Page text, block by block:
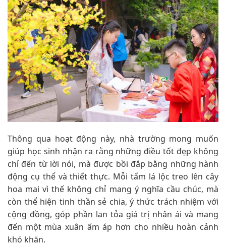
Thông qua hoạt động này, nhà trường mong muốn
giúp học sinh nhận ra rằng những điều tốt đẹp không
chỉ đến từ lời nói, mà được bồi đắp bằng những hành
động cụ thể và thiết thực. Mỗi tấm lá lộc treo lên cây
hoa mai vì thế không chỉ mang ý nghĩa cầu chúc, mà
còn thể hiện tinh thần sẻ chia, ý thức trách nhiệm với
cộng đồng, góp phần lan tỏa giá trị nhân ái và mang
đến một mùa xuân ấm áp hơn cho nhiều hoàn cảnh
khó khăn.